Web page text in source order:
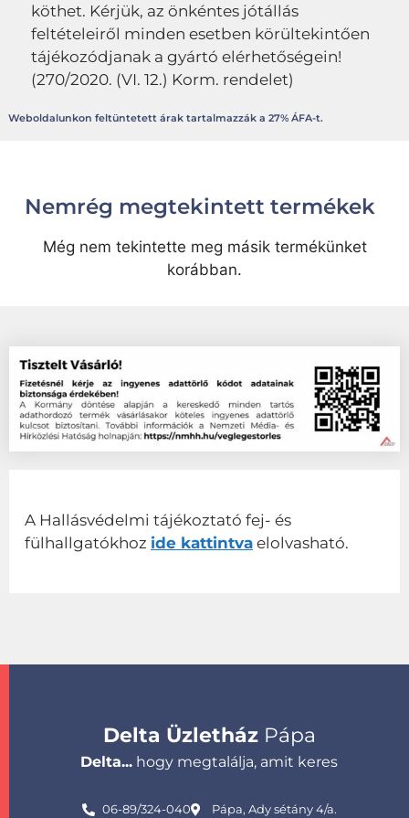
köthet. Kérjük, az önkéntes jótállás
feltételeiről minden esetben körültekintően
tájékozódjanak a gyártó elérhetőségein!
(270/2020. (VI. 12.) Korm. rendelet)
Weboldalunkon feltüntetett árak tartalmazzák a 27% ÁFA-t.
Nemrég megtekintett termékek
Még nem tekintette meg másik termékünket
korábban.
A Hallásvédelmi tájékoztató fej- és
fülhallgatókhoz ide kattintva elolvasható.
Delta ÜzletházPápa
Delta... hogy megtalálja, amit keres
06-89/324-040
Pápa, Ady sétány 4/a.